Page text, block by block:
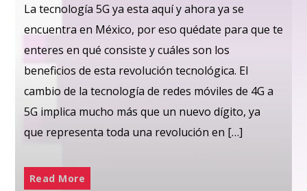
La tecnología 5G ya esta aquí y ahora ya se
encuentra en México, por eso quédate para que te
enteres en qué consiste y cuáles son los
beneficios de esta revolución tecnológica. El
cambio de la tecnología de redes móviles de 4G a
5G implica mucho más que un nuevo dígito, ya
que representa toda una revolución en […]
Read More